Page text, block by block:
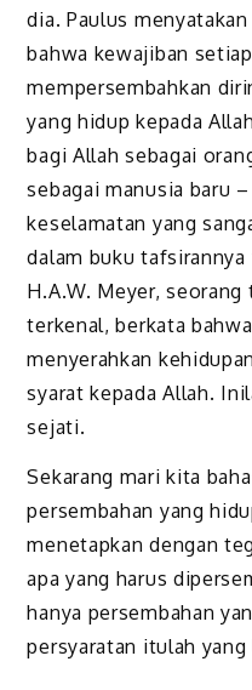
dia. Paulus
bahwa kewajiban
mempersembahkan
yang hidup kepada
bagi Allah sebagai
sebagai manusia baru
keselamatan yang
dalam buku
H.A.W. Meyer, seorang
terkenal, berkata
menyerahkan
syarat kepada Allah.
sejati.
Sekarang mari kita
persembahan yang
menetapkan dengan
apa yang harus
hanya persembahan
persyaratan itulah